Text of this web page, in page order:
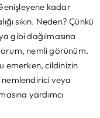
Genişleyene kadar
sıkın. Neden? Çünkü
gibi dağılmasına
nemli görünüm.
emerken, cildinizin
nemlendirici veya
yardımcı